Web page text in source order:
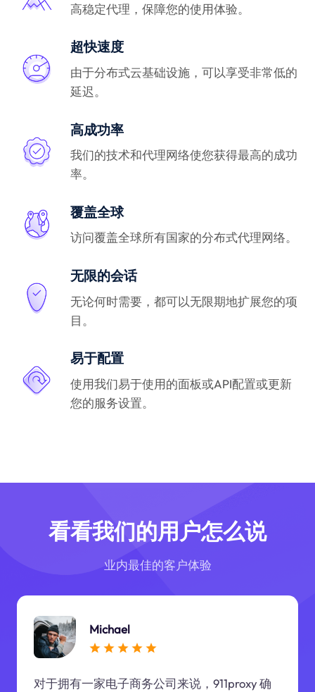
高稳定代理，保障您的使用体验。
超快速度
由于分布式云基础设施，可以享受非常低的
延迟。
高成功率
我们的技术和代理网络使您获得最高的成功
率。
覆盖全球
访问覆盖全球所有国家的分布式代理网络。
无限的会话
无论何时需要，都可以无限期地扩展您的项
目。
易于配置
使用我们易于使用的面板或API配置或更新
您的服务设置。
看看我们的用户怎么说
业内最佳的客户体验
Michael
对于拥有一家电子商务公司来说，911proxy 确